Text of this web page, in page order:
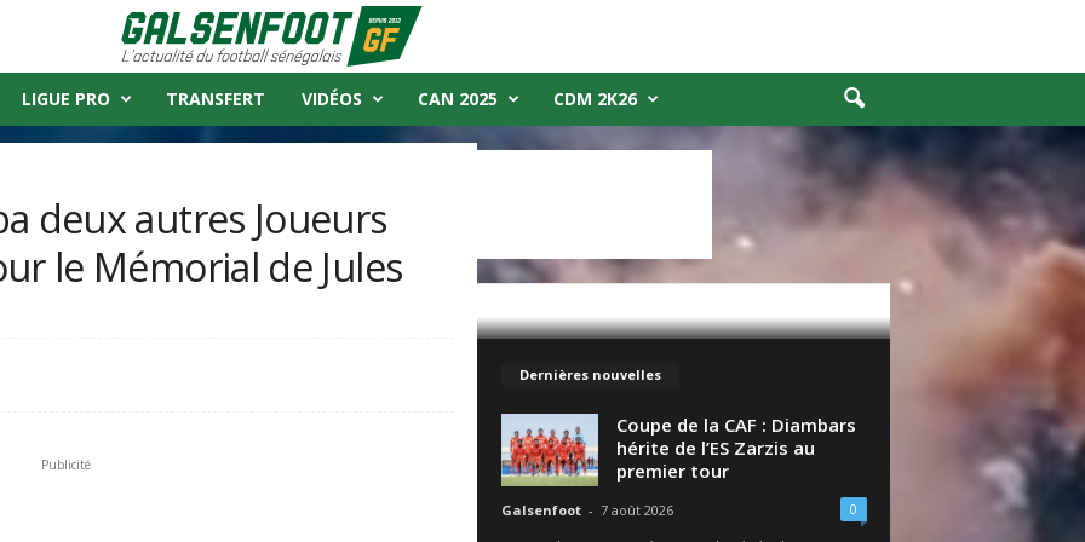
LIGUE PRO TRANSFERT VIDÉOS CAN 2025 CDM 2K26
deux autres Joueurs
le Mémorial de Jules
Publicité
Dernières nouvelles
Coupe de la CAF : Diambars
hérite de l’ES Zarzis au
premier tour
Galsenfoot - 7 août 2026 0